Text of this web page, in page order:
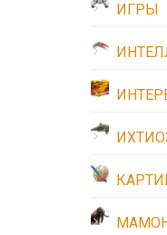
ИГРЫ